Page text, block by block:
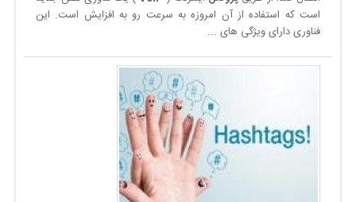
است که استفاده از آن امروزه به سرعت رو به افزایش است. این
فناوری دارای ویژگی‏ های ...